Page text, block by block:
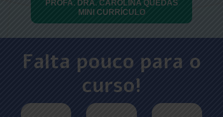
PROFA. DRA. CAROLINA QUEDAS
MINI CURRÍCULO
Falta pouco para o
curso!